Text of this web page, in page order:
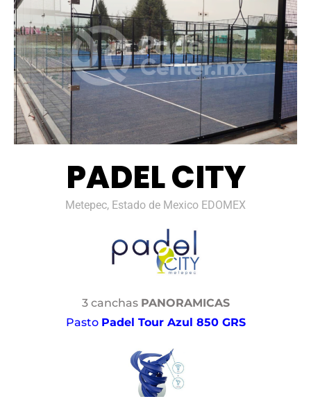
PADEL CITY
Metepec, Estado de Mexico EDOMEX
3 canchas PANORAMICAS
Pasto Padel Tour Azul 850 GRS